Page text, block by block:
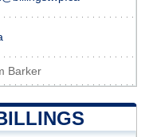
Barker